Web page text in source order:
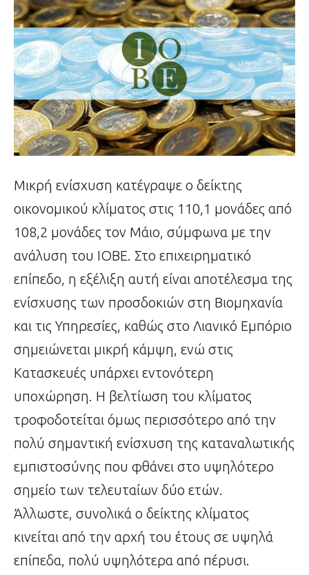
Μικρή ενίσχυση κατέγραψε ο δείκτης
οικονομικού κλίματος στις 110,1 μονάδες από
108,2 μονάδες τον Μάιο, σύμφωνα με την
ανάλυση του ΙΟΒΕ. Στο επιχειρηματικό
επίπεδο, η εξέλιξη αυτή είναι αποτέλεσμα της
ενίσχυσης των προσδοκιών στη Βιομηχανία
και τις Υπηρεσίες, καθώς στο Λιανικό Εμπόριο
σημειώνεται μικρή κάμψη, ενώ στις
Κατασκευές υπάρχει εντονότερη
υποχώρηση. Η βελτίωση του κλίματος
τροφοδοτείται όμως περισσότερο από την
πολύ σημαντική ενίσχυση της καταναλωτικής
εμπιστοσύνης που φθάνει στο υψηλότερο
σημείο των τελευταίων δύο ετών.
Άλλωστε, συνολικά ο δείκτης κλίματος
κινείται από την αρχή του έτους σε υψηλά
επίπεδα, πολύ υψηλότερα από πέρυσι.